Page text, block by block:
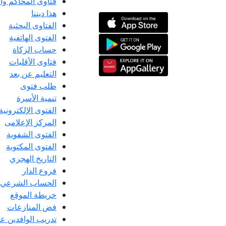
هذا ديننا
الفتاوى البحثية
الفتوى الهاتفية
حساب الزكاة
فتاوى الأقليات
التعليم عن بعد
طلب فتوى
تنمية الأسرة
الفتوى الإلكترونية
المركز الإعلامى
الفتوى الشفوية
الفتوى المكتوبة
التاريخ الهجري
فروع الدار
الحساب الشرعي
خريطة الموقع
فض المنازعات
تدريب الوافدين